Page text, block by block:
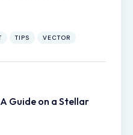
TIPS VECTOR
Guide on a Stellar